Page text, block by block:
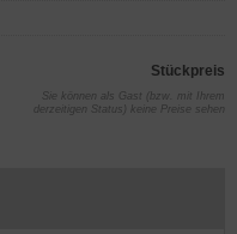
Stückpreis
Sie können als Gast (bzw. mit Ihrem
derzeitigen Status) keine Preise sehen